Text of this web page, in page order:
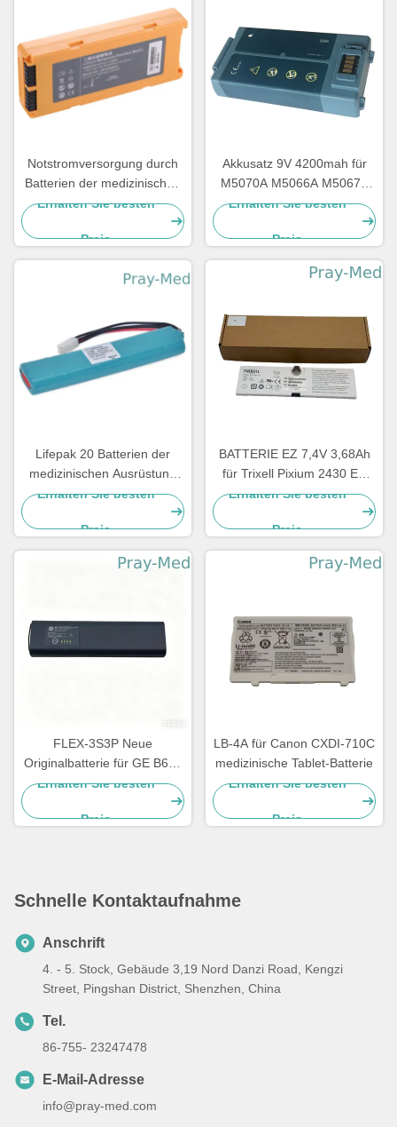
Notstromversorgung durch
Batterien der medizinischen
Ausrüstung 12v,
medizinischer Batterie-Satz
für Mindray-Geräte D1
LM34S001A
Erhalten Sie besten
Preis
Akkusatz 9V 4200mah für
M5070A M5066A M5067A
M5068A HeartStart FRx HS1
Erhalten Sie besten
Preis
Lifepak 20 Batterien der
medizinischen Ausrüstung
für Defibrillator-Monitor
11141-000068 14200330
Erhalten Sie besten
Preis
BATTERIE EZ 7,4V 3,68Ah
für Trixell Pixium 2430 EZ
DR 3543 EZ
Erhalten Sie besten
Preis
FLEX-3S3P Neue
Originalbatterie für GE B650
B850 GE-650 U80206
Erhalten Sie besten
Preis
LB-4A für Canon CXDI-710C
medizinische Tablet-Batterie
Erhalten Sie besten
Preis
Schnelle Kontaktaufnahme
Anschrift
4. - 5. Stock, Gebäude 3,19 Nord Danzi Road, Kengzi
Street, Pingshan District, Shenzhen, China
Tel.
86-755- 23247478
E-Mail-Adresse
info@pray-med.com